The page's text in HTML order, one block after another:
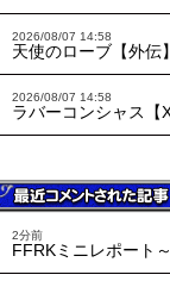
2026/08/07 14:58
天使のローブ【外伝】
2026/08/07 14:58
ラバーコンシャス【
2分前
FFRKミニレポート